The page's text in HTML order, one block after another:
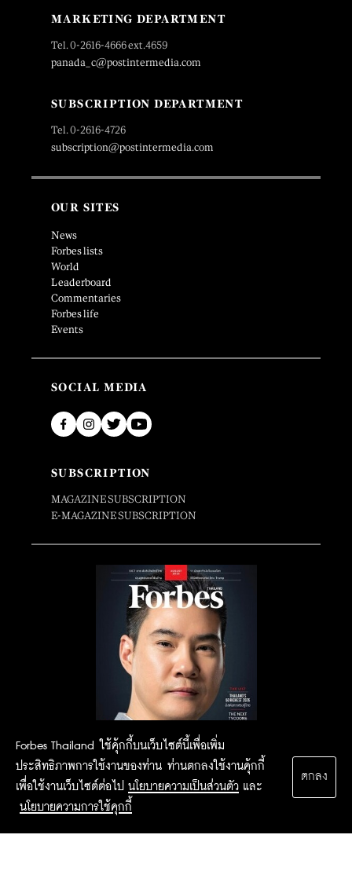
Forbes Thailand ใช้คุ้กกี้บนเว็บไซต์นี้เพื่อเพิ่ม
ประสิทธิภาพการใช้งานของท่าน ท่านตกลงใช้งานคุ้กกี้
เพื่อใช้งานเว็บไซต์ต่อไป นโยบายความเป็นส่วนตัว และ
นโยบายความการใช้คุกกี้
ตกลง
MARKETING DEPARTMENT
Tel. 0-2616-4666 ext.4659
panada_c@postintermedia.com
SUBSCRIPTION DEPARTMENT
Tel. 0-2616-4726
subscription@postintermedia.com
OUR SITES
News
Forbes lists
World
Leaderboard
Commentaries
Forbes life
Events
SOCIAL MEDIA
SUBSCRIPTION
MAGAZINE SUBSCRIPTION
E-MAGAZINE SUBSCRIPTION
2015 Forbesthailand.com ALL RIGHTS RESERVED